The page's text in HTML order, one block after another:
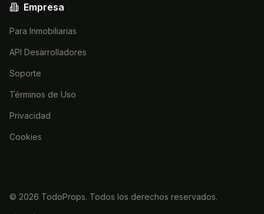
Empresa
Para Inmobiliarias
API Desarrolladores
Soporte
Términos de Uso
Privacidad
Cookies
© 2026 TodoProps. Todos los derechos reservados.